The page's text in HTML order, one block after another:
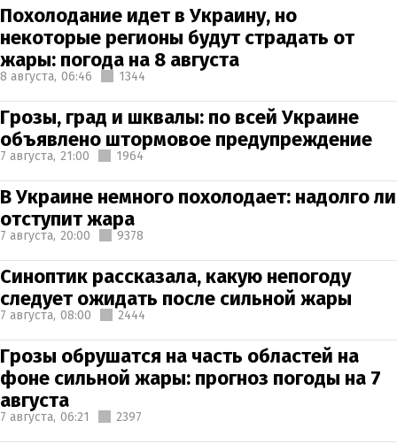
Похолодание идет в Украину, но
некоторые регионы будут страдать от
жары: погода на 8 августа
8 августа, 06:46 1344
Грозы, град и шквалы: по всей Украине
объявлено штормовое предупреждение
7 августа, 21:00 1964
В Украине немного похолодает: надолго ли
отступит жара
7 августа, 20:00 9378
Синоптик рассказала, какую непогоду
следует ожидать после сильной жары
7 августа, 08:00 2444
Грозы обрушатся на часть областей на
фоне сильной жары: прогноз погоды на 7
августа
7 августа, 06:21 2397